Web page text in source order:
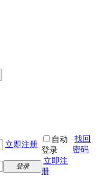
立即注册
自动
登录
找回
密码
登录
立即注
册